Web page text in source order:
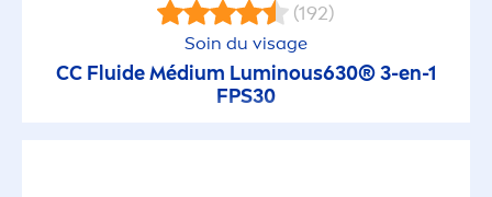
(192)
Soin du visage
CC Fluide Médium Luminous630® 3-en-1
FPS30